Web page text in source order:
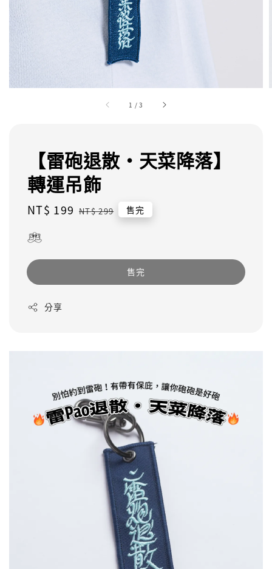
1 /3
【雷砲退散・天菜降落】
轉運吊飾
Sale
NT$ 199 Regular
NT$ 299 售完
售完
分享